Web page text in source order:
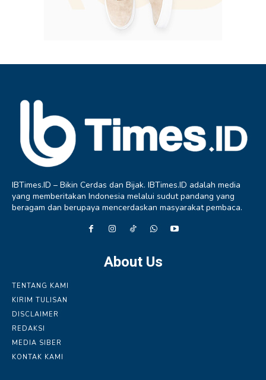
IBTimes.ID – Bikin Cerdas dan Bijak. IBTimes.ID adalah media
yang memberitakan Indonesia melalui sudut pandang yang
beragam dan berupaya mencerdaskan masyarakat pembaca.
About Us
TENTANG KAMI
KIRIM TULISAN
DISCLAIMER
REDAKSI
MEDIA SIBER
KONTAK KAMI